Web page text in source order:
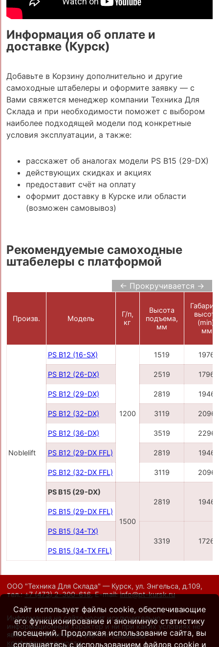
Информация об оплате и
доставке (Курск)
Добавьте в Корзину дополнительно и другие
самоходные штабелеры и оформите заявку — с
Вами свяжется менеджер компании Техника Для
Склада и при необходимости поможет с выбором
наиболее подходящей модели под конкретные
условия эксплуатации, а также:
расскажет об аналогах модели PS B15 (29-DX)
действующих скидках и акциях
предоставит счёт на оплату
оформит доставку в Курске или области
(возможен самовывоз)
Рекомендуемые самоходные
штабелеры с платформой
← Прокручивается →
Произв. Модель
Г/п,
кг
Высота
подъема,
мм
высота
(min),
мм
Noblelift
PS B12 (16-SX)
1200
1519 1976
PS B12 (26-DX) 2519 1796
PS B12 (29-DX) 2819 1946
PS B12 (32-DX) 3119 2096
PS B12 (36-DX) 3519 2296
PS B12 (29-DX FFL) 2819 1946
PS B12 (32-DX FFL) 3119 2096
PS B15 (29-DX)
1500
2819
1946
PS B15 (29-DX FFL)
PS B15 (34-TX)
3319
1726
PS B15 (34-TX FFL)
ООО "Техника Для Склада" — Курск, ул. Энгельса, д.109,
тел.:+7 (473) 2-300-616,E-mail:info@pt-kursk.ru
Информация на сайте носит исключительно
информационный характер и ни при каких условиях не
является публичной офертой.Политика
конфиденциальности.
Сайт использует файлы cookie, обеспечивающие
его функционирование и анонимную статистику
посещений. Продолжая использование сайта, вы
соглашаетесь с использованием файлов cookie и